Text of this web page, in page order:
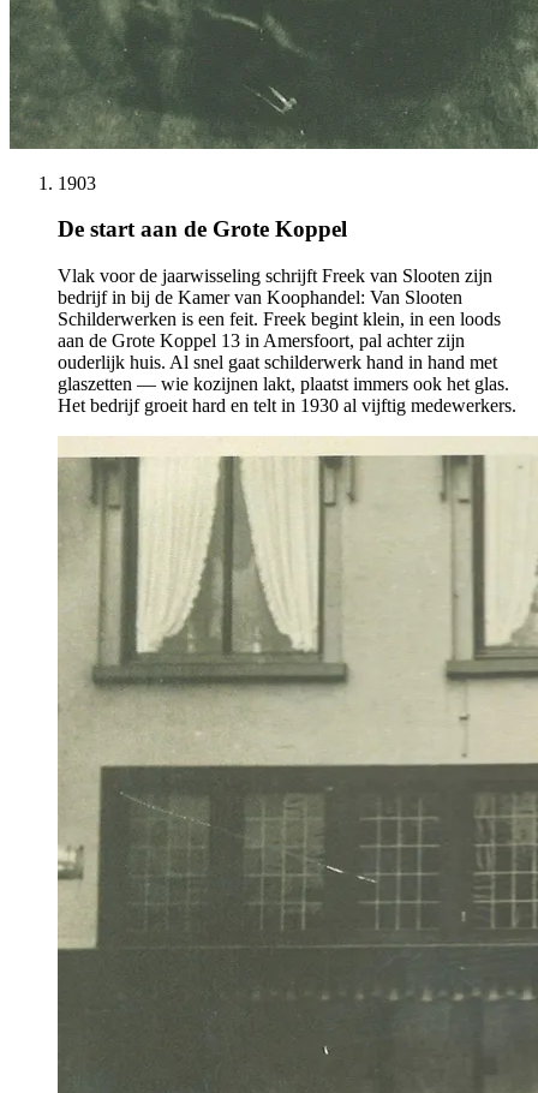
1903
De start aan de Grote Koppel
Vlak voor de jaarwisseling schrijft Freek van Slooten zijn
bedrijf in bij de Kamer van Koophandel: Van Slooten
Schilderwerken is een feit. Freek begint klein, in een loods
aan de Grote Koppel 13 in Amersfoort, pal achter zijn
ouderlijk huis. Al snel gaat schilderwerk hand in hand met
glaszetten — wie kozijnen lakt, plaatst immers ook het glas.
Het bedrijf groeit hard en telt in 1930 al vijftig medewerkers.